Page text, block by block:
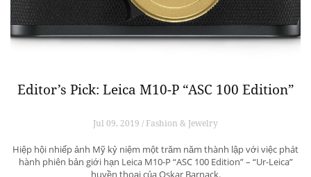
Editor’s Pick: Leica M10-P “ASC 100 Edition”
Jul 09, 2019 / Fashion & Jewelry
Hiệp hội nhiếp ảnh Mỹ kỷ niệm một trăm năm thành lập với việc phát
hành phiên bản giới hạn Leica M10-P “ASC 100 Edition” – “Ur-Leica”
huyền thoại của Oskar Barnack.